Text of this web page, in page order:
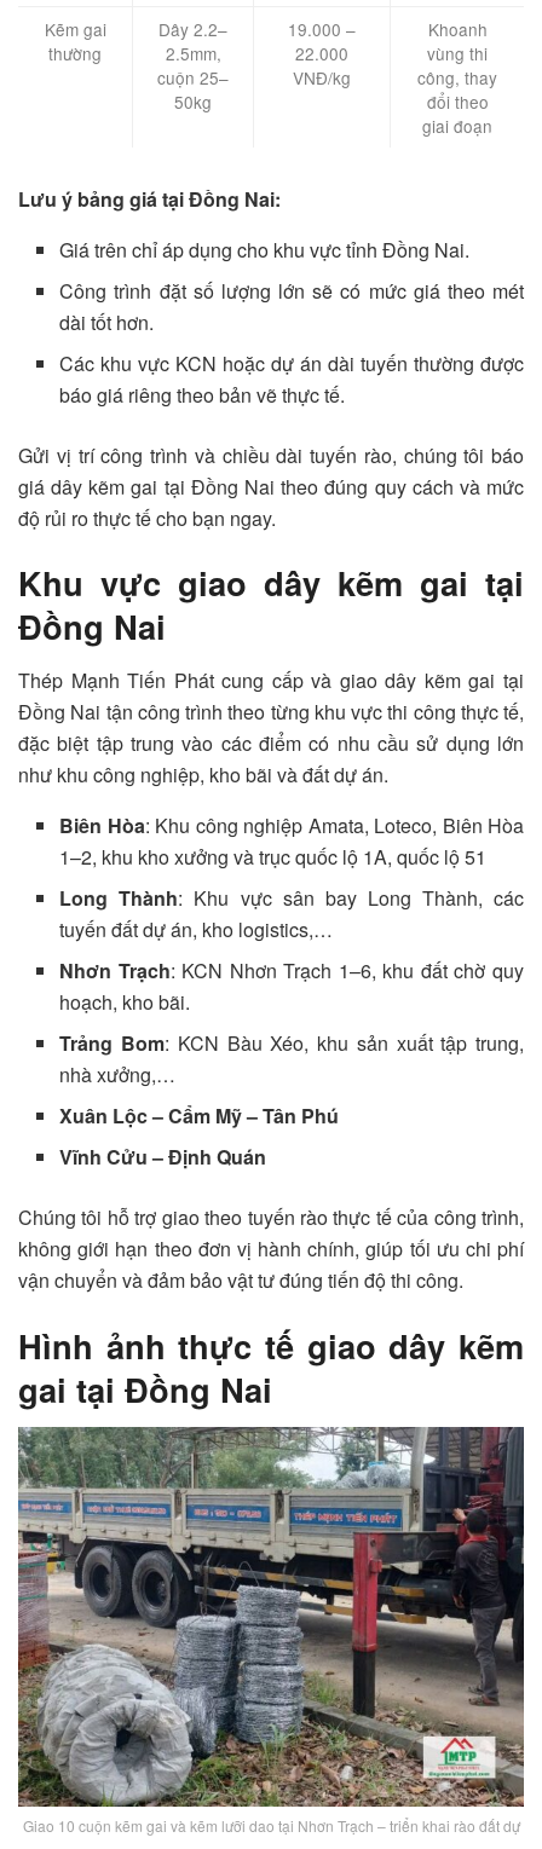
Kẽm gai
thường
Dây 2.2–
2.5mm,
cuộn 25–
50kg
19.000 –
22.000
VNĐ/kg
Khoanh
vùng thi
công, thay
đổi theo
giai đoạn
Lưu ý bảng giá tại Đồng Nai:
Giá trên chỉ áp dụng cho khu vực tỉnh Đồng Nai.
Công trình đặt số lượng lớn sẽ có mức giá theo mét
dài tốt hơn.
Các khu vực KCN hoặc dự án dài tuyến thường được
báo giá riêng theo bản vẽ thực tế.
Gửi vị trí công trình và chiều dài tuyến rào, chúng tôi báo
giá dây kẽm gai tại Đồng Nai theo đúng quy cách và mức
độ rủi ro thực tế cho bạn ngay.
Khu vực giao dây kẽm gai tại
Đồng Nai
Thép Mạnh Tiến Phát cung cấp và giao dây kẽm gai tại
Đồng Nai tận công trình theo từng khu vực thi công thực tế,
đặc biệt tập trung vào các điểm có nhu cầu sử dụng lớn
như khu công nghiệp, kho bãi và đất dự án.
Biên Hòa: Khu công nghiệp Amata, Loteco, Biên Hòa
1–2, khu kho xưởng và trục quốc lộ 1A, quốc lộ 51
Long Thành: Khu vực sân bay Long Thành, các
tuyến đất dự án, kho logistics,…
Nhơn Trạch: KCN Nhơn Trạch 1–6, khu đất chờ quy
hoạch, kho bãi.
Trảng Bom: KCN Bàu Xéo, khu sản xuất tập trung,
nhà xưởng,…
Xuân Lộc – Cẩm Mỹ – Tân Phú
Vĩnh Cửu – Định Quán
Chúng tôi hỗ trợ giao theo tuyến rào thực tế của công trình,
không giới hạn theo đơn vị hành chính, giúp tối ưu chi phí
vận chuyển và đảm bảo vật tư đúng tiến độ thi công.
Hình ảnh thực tế giao dây kẽm
gai tại Đồng Nai
Giao 10 cuộn kẽm gai và kẽm lưỡi dao tại Nhơn Trạch – triển khai rào đất dự